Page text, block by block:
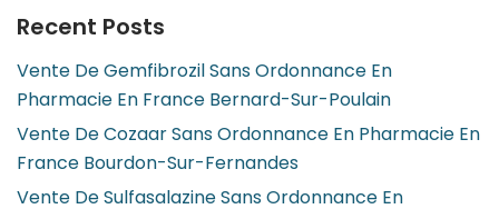
Recent Posts
Vente De Gemfibrozil Sans Ordonnance En
Pharmacie En France Bernard-Sur-Poulain
Vente De Cozaar Sans Ordonnance En Pharmacie En
France Bourdon-Sur-Fernandes
Vente De Sulfasalazine Sans Ordonnance En